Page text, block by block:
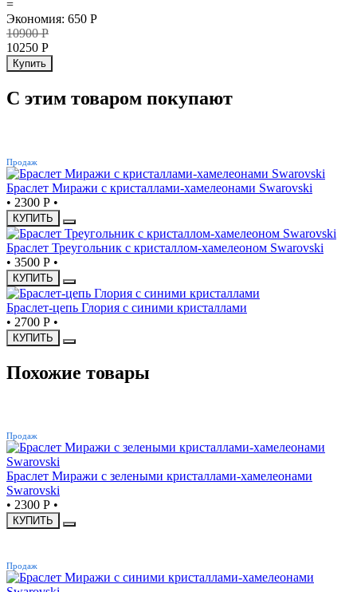
=
Экономия: 650 Р
10900Р
10250 Р
Купить
С этим товаром покупают
Продаж
Браслет Миражи с кристаллами-хамелеонами Swarovski
• 2300 Р •
КУПИТЬ
Браслет Треугольник с кристаллом-хамелеоном Swarovski
• 3500 Р •
КУПИТЬ
Браслет-цепь Глория с синими кристаллами
• 2700 Р •
КУПИТЬ
Похожие товары
Продаж
Браслет Миражи с зелеными кристаллами-хамелеонами
Swarovski
• 2300 Р •
КУПИТЬ
Продаж